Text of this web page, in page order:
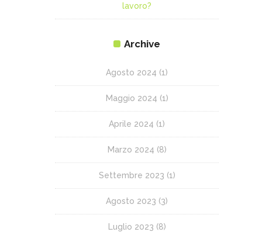
lavoro?
Archive
Agosto 2024 (1)
Maggio 2024 (1)
Aprile 2024 (1)
Marzo 2024 (8)
Settembre 2023 (1)
Agosto 2023 (3)
Luglio 2023 (8)